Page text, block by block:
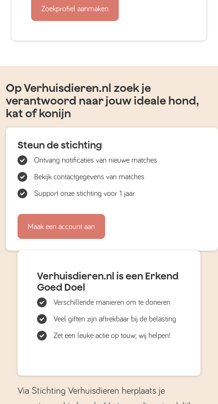
Zoekprofiel aanmaken
Op Verhuisdieren.nl zoek je
verantwoord naar jouw ideale hond,
kat of konijn
Steun de stichting
Ontvang notificaties van nieuwe matches
Bekijk contactgegevens van matches
Support onze stichting voor 1 jaar
Maak een account aan
Verhuisdieren.nl is een Erkend
Goed Doel
Verschillende manieren om te doneren
Veel giften zijn aftrekbaar bij de belasting
Zet een leuke actie op touw; wij helpen!
Via Stichting Verhuisdieren herplaats je